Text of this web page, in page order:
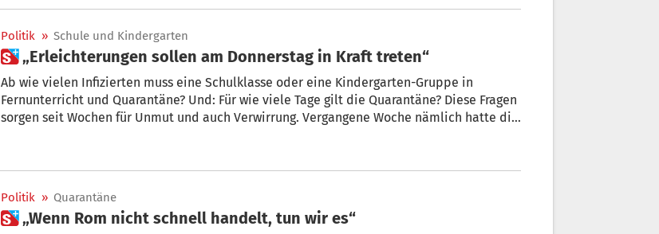
Politik » Schule und Kindergarten
 „Erleichterungen sollen am Donnerstag in Kraft treten“
Ab wie vielen Infizierten muss eine Schulklasse oder eine Kindergarten-Gruppe in
Fernunterricht und Quarantäne? Und: Für wie viele Tage gilt die Quarantäne? Diese Fragen
sorgen seit Wochen für Unmut und auch Verwirrung. Vergangene Woche nämlich hatte die
Quarantäne und Fernunterricht aber „in jedem Fall in Kraft treten“, sagte
Politik » Quarantäne
 „Wenn Rom nicht schnell handelt, tun wir es“